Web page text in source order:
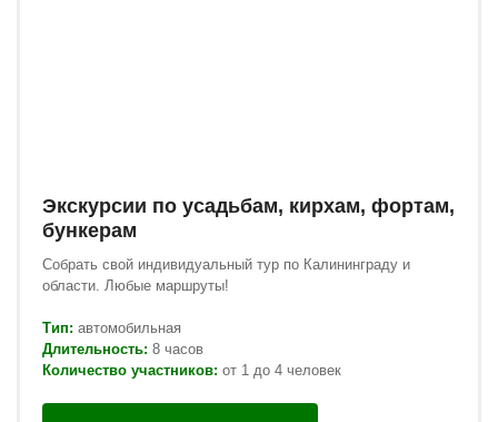
Экскурсии по усадьбам, кирхам, фортам,
бункерам
Собрать свой индивидуальный тур по Калининграду и
области. Любые маршруты!
Тип: автомобильная
Длительность: 8 часов
Количество участников: от 1 до 4 человек